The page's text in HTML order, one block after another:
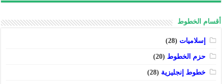
أقسام الخطوط
إسلاميات (28)
حزم الخطوط (20)
خطوط إنجليزية (28)